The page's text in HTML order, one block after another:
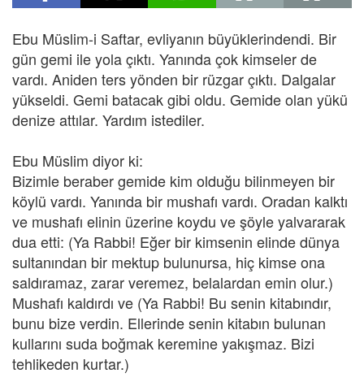
Ebu Müslim-i Saftar, evliyanın büyüklerindendi. Bir
gün gemi ile yola çıktı. Yanında çok kimseler de
vardı. Aniden ters yönden bir rüzgar çıktı. Dalgalar
yükseldi. Gemi batacak gibi oldu. Gemide olan yükü
denize attılar. Yardım istediler.
Ebu Müslim diyor ki:
Bizimle beraber gemide kim olduğu bilinmeyen bir
köylü vardı. Yanında bir mushafı vardı. Oradan kalktı
ve mushafı elinin üzerine koydu ve şöyle yalvararak
dua etti: (Ya Rabbi! Eğer bir kimsenin elinde dünya
sultanından bir mektup bulunursa, hiç kimse ona
saldıramaz, zarar veremez, belalardan emin olur.)
Mushafı kaldırdı ve (Ya Rabbi! Bu senin kitabındır,
bunu bize verdin. Ellerinde senin kitabın bulunan
kullarını suda boğmak keremine yakışmaz. Bizi
tehlikeden kurtar.)